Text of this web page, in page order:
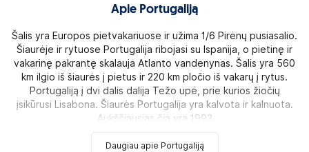
Apie Portugaliją
Šalis yra Europos pietvakariuose ir užima 1/6 Pirėnų pusiasalio.
Šiaurėje ir rytuose Portugalija ribojasi su Ispanija, o pietinę ir
vakarinę pakrantę skalauja Atlanto vandenynas. Šalis yra 560
km ilgio iš šiaurės į pietus ir 220 km pločio iš vakarų į rytus.
Portugaliją į dvi dalis dalija Težo upė, prie kurios žiočių
įsikūrusi Lisabona. Šiaurės Portugalija yra kalvota ir kalnuota.
Aukščiausias čia yra 1993
Daugiau apie Portugaliją